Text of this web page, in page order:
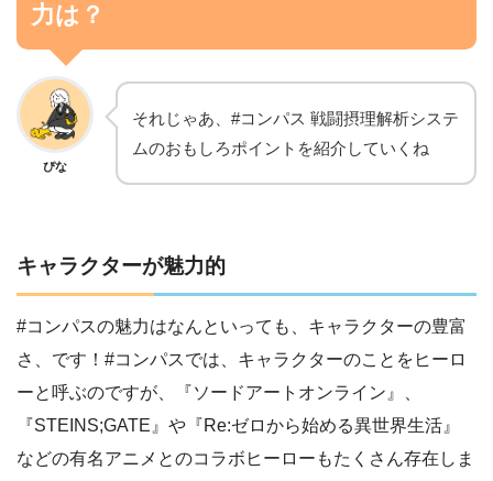
力は？
ぴな
それじゃあ、#コンパス 戦闘摂理解析システ
ムのおもしろポイントを紹介していくね
キャラクターが魅力的
#コンパスの魅力はなんといっても、キャラクターの豊富
さ、です！#コンパスでは、キャラクターのことをヒーロ
ーと呼ぶのですが、『ソードアートオンライン』、
『STEINS;GATE』や『Re:ゼロから始める異世界生活』
などの有名アニメとのコラボヒーローもたくさん存在しま